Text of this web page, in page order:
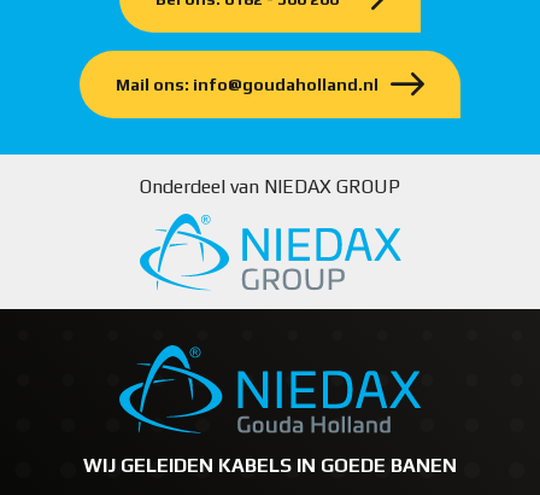
Mail ons: info@goudaholland.nl
Onderdeel van NIEDAX GROUP
WIJ GELEIDEN KABELS IN GOEDE BANEN